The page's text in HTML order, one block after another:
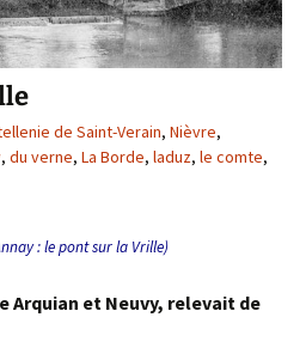
de Saint-Verain, Nièvre,
, du verne, La Borde, laduz, le comte,
: le pont sur la Vrille)
Arquian et Neuvy, relevait de